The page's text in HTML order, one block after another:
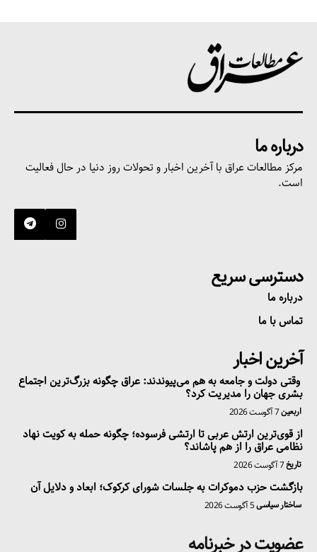
مطالعات عراق
درباره ما
مرکز مطالعات عراق با آخرین اخبار و تحولات روز دنیا در حال فعالیت
است.
دسترسی سریع
درباره ما
تماس با ما
آخرین اخبار
وقتی دولت و جامعه به هم می‌پیوندند: عراق چگونه بزرگ‌ترین اجتماع
بشری جهان را مدیریت کرد؟
اربعین7 آگوست 2026
از قوی‌ترین ارتش عربی تا ارتشی فرسوده؛ چگونه حمله به کویت نهاد
نظامی عراق را از هم پاشاند؟
تاریخ7 آگوست 2026
بازگشت حزب دموکرات به جلسات شورای کرکوک؛ ابعاد و دلایل آن
ساختار سیاسی5 آگوست 2026
عضویت در خبرنامه